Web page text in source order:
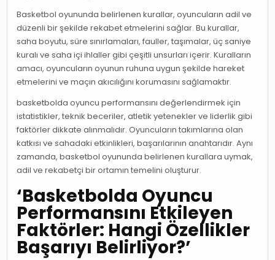
Basketbol oyununda belirlenen kurallar, oyuncuların adil ve
düzenli bir şekilde rekabet etmelerini sağlar. Bu kurallar,
saha boyutu, süre sınırlamaları, fauller, taşımalar, üç saniye
kuralı ve saha içi ihlaller gibi çeşitli unsurları içerir. Kuralların
amacı, oyuncuların oyunun ruhuna uygun şekilde hareket
etmelerini ve maçın akıcılığını korumasını sağlamaktır.
basketbolda oyuncu performansını değerlendirmek için
istatistikler, teknik beceriler, atletik yetenekler ve liderlik gibi
faktörler dikkate alınmalıdır. Oyuncuların takımlarına olan
katkısı ve sahadaki etkinlikleri, başarılarının anahtarıdır. Aynı
zamanda, basketbol oyununda belirlenen kurallara uymak,
adil ve rekabetçi bir ortamın temelini oluşturur.
‘Basketbolda Oyuncu
Performansını Etkileyen
Faktörler: Hangi Özellikler
Başarıyı Belirliyor?’